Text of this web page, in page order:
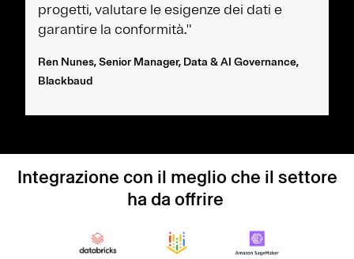
progetti, valutare le esigenze dei dati e
garantire la conformità."
Ren Nunes, Senior Manager, Data & AI Governance,
Blackbaud
Integrazione con il meglio che il settore
ha da offrire